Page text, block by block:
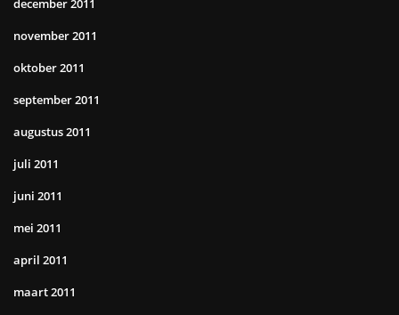
december 2011
november 2011
oktober 2011
september 2011
augustus 2011
juli 2011
juni 2011
mei 2011
april 2011
maart 2011